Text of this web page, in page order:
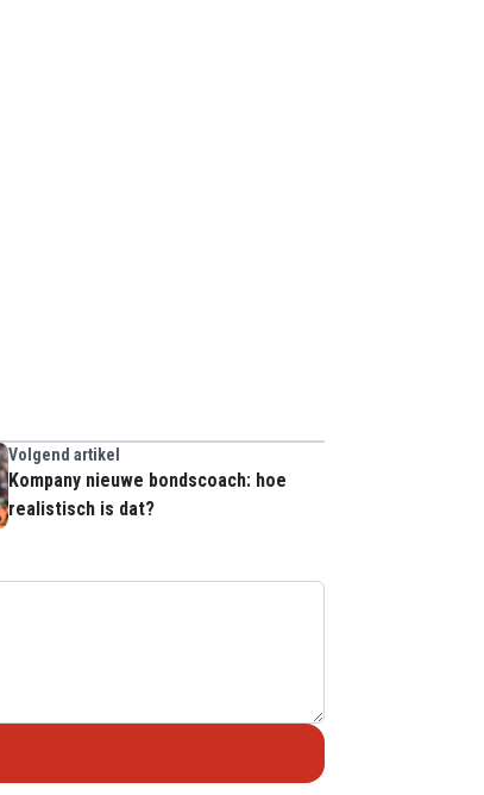
Volgend artikel
Kompany nieuwe bondscoach: hoe
realistisch is dat?